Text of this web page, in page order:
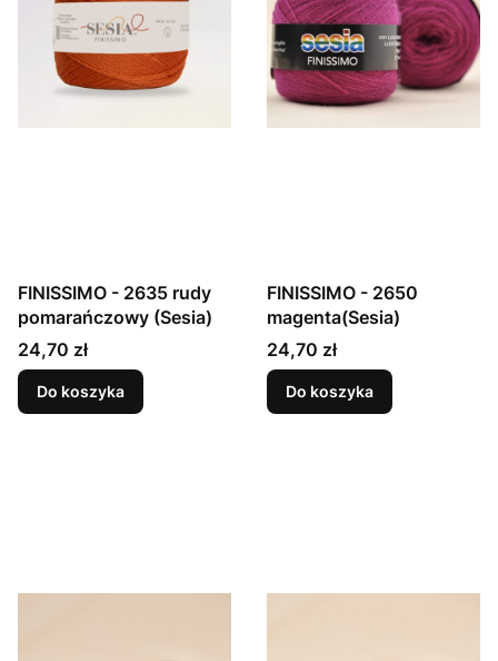
FINISSIMO - 2635 rudy
pomarańczowy (Sesia)
Cena
24,70 zł
Do koszyka
FINISSIMO - 2650
magenta(Sesia)
Cena
24,70 zł
Do koszyka